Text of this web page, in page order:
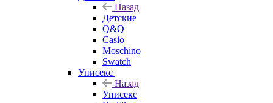
Назад
Детские
Q&Q
Casio
Moschino
Swatch
Унисекс
Назад
Унисекс